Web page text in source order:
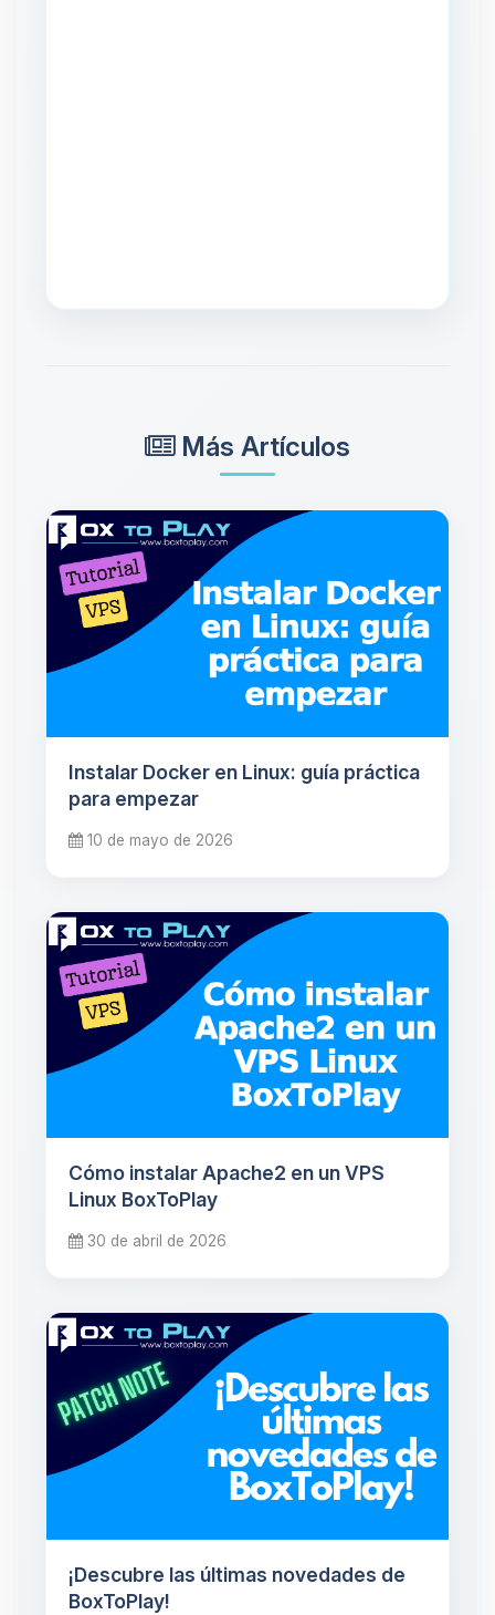
Más Artículos
Instalar Docker en Linux: guía práctica
para empezar
10 de mayo de 2026
Cómo instalar Apache2 en un VPS
Linux BoxToPlay
30 de abril de 2026
¡Descubre las últimas novedades de
BoxToPlay!